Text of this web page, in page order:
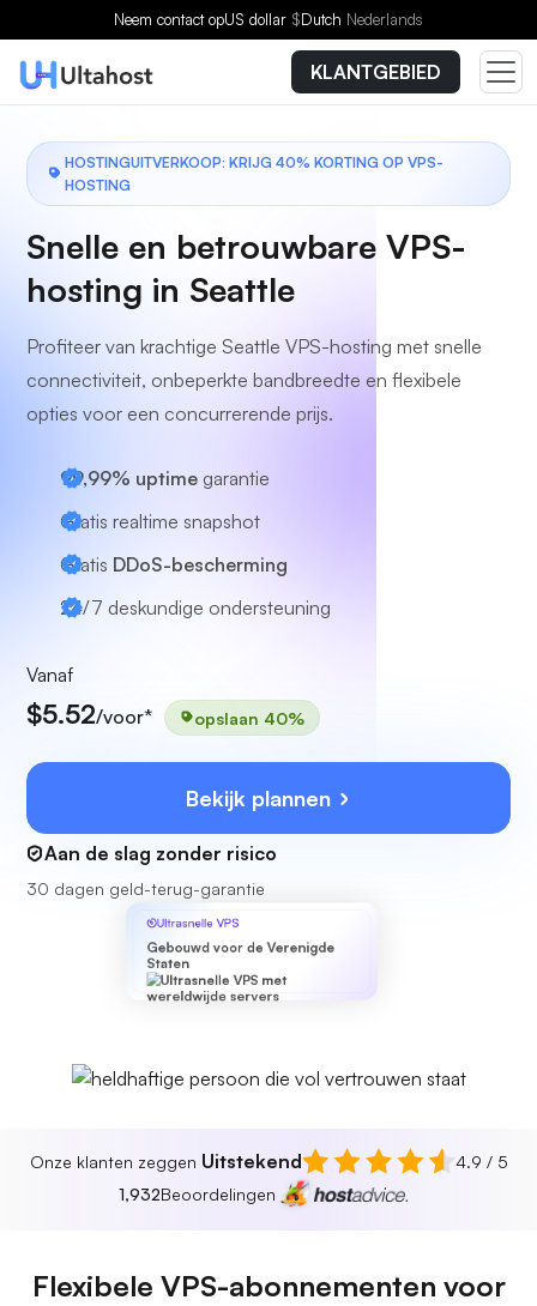
Neem contact opUS dollar $Dutch Nederlands
KLANTGEBIED
HOSTINGUITVERKOOP: KRIJG 40% KORTING OP VPS-
HOSTING
Snelle en betrouwbare VPS-
hosting in Seattle
Profiteer van krachtige Seattle VPS-hosting met snelle
connectiviteit, onbeperkte bandbreedte en flexibele
opties voor een concurrerende prijs.
99,99% uptime garantie
Gratis realtime snapshot
Gratis DDoS-bescherming
24/7 deskundige ondersteuning
Vanaf
$5.52/voor* opslaan 40%
Bekijk plannen
Aan de slag zonder risico
30 dagen geld-terug-garantie
Ultrasnelle VPS
Gebouwd voor de Verenigde
Staten
Onze klanten zeggen Uitstekend
4.9 / 5
1,932Beoordelingen
Flexibele VPS-abonnementen voor